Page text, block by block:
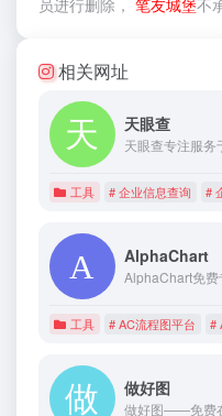
相关网址
天眼查
工具 # 企业信息查询 #
AlphaChart
工具 # AC流程图平台 #
做好图
做好图——免费